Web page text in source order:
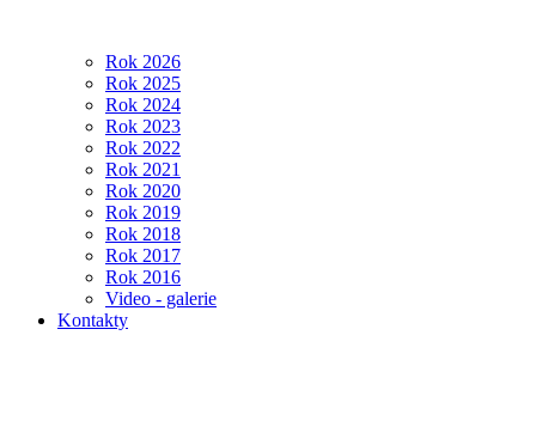
Rok 2026
Rok 2025
Rok 2024
Rok 2023
Rok 2022
Rok 2021
Rok 2020
Rok 2019
Rok 2018
Rok 2017
Rok 2016
Video - galerie
Kontakty